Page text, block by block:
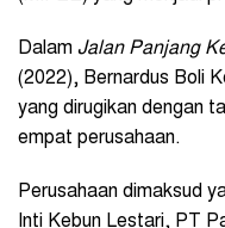
Dalam Jalan Panjang
(2022), Bernardus Boli
yang dirugikan dengan
empat perusahaan.
Perusahaan dimaksud
Inti Kebun Lestari, PT